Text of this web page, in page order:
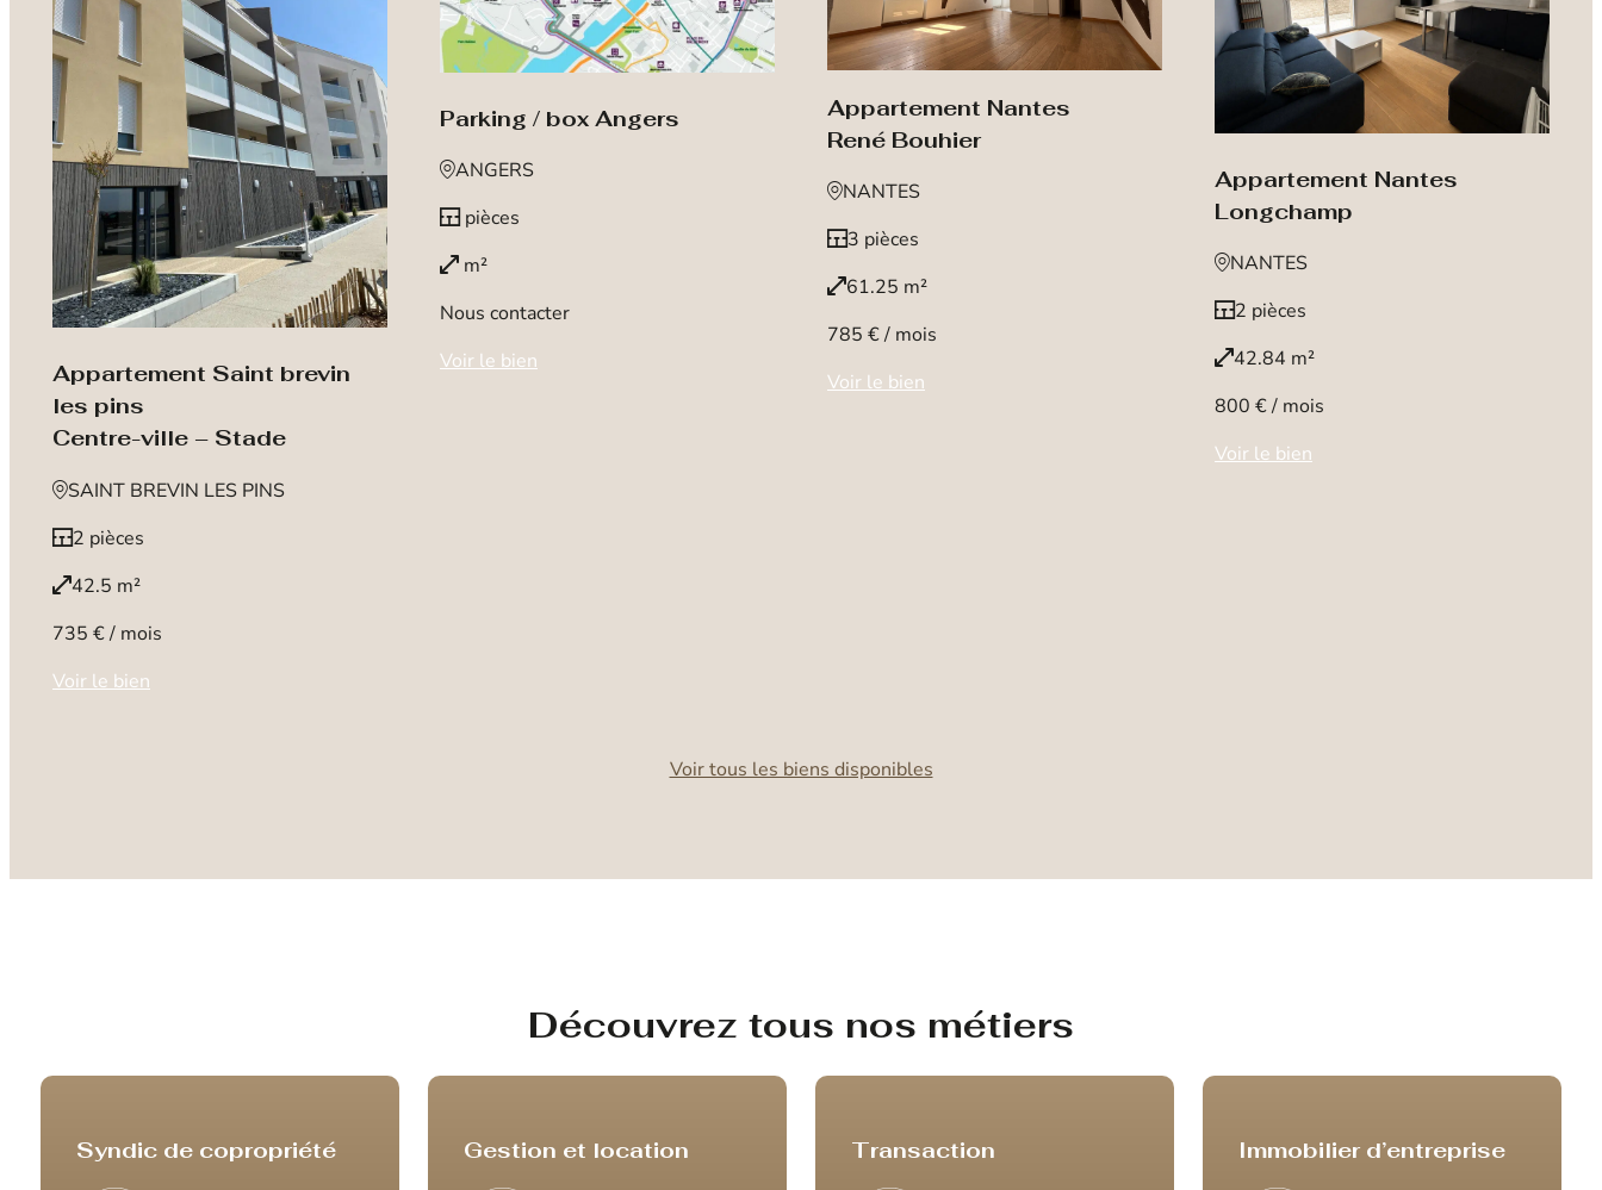
Appartement Saint brevin
les pins
Centre-ville – Stade
SAINT BREVIN LES PINS
2 pièces
42.5 m²
735 € / mois
Voir le bien
Parking / box Angers
ANGERS
pièces
m²
Nous contacter
Voir le bien
Appartement Nantes
René Bouhier
NANTES
3 pièces
61.25 m²
785 € / mois
Voir le bien
Appartement Nantes
Longchamp
NANTES
2 pièces
42.84 m²
800 € / mois
Voir le bien
Voir tous les biens disponibles
Découvrez tous nos métiers
Syndic de copropriété Gestion et location Transaction Immobilier d’entreprise